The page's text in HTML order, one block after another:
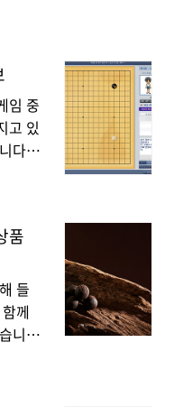
크
포
경
아
모
.
세
성되
스
중
하
거
과
능..
임 중
고 있
다.
고,
. 한
방
바
다.
.함
품
들
께
니